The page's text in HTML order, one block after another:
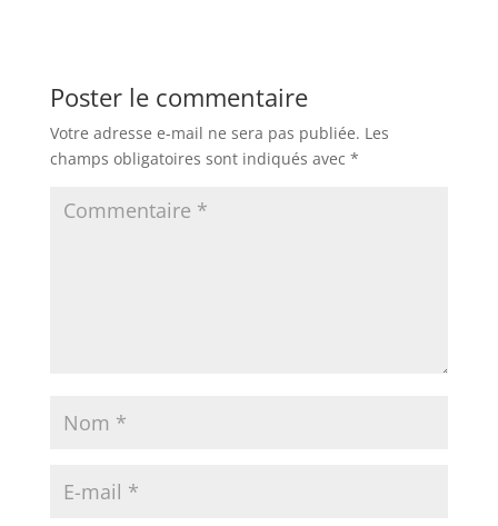
Poster le commentaire
Votre adresse e-mail ne sera pas publiée. Les
champs obligatoires sont indiqués avec *